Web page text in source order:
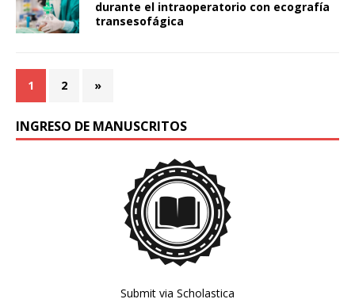
durante el intraoperatorio con ecografía
transesofágica
1 2 »
INGRESO DE MANUSCRITOS
Submit via Scholastica